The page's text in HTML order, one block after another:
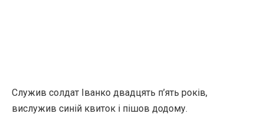
Служив солдат Іванко двадцять п’ять років,
вислужив синій квиток і пішов додому.